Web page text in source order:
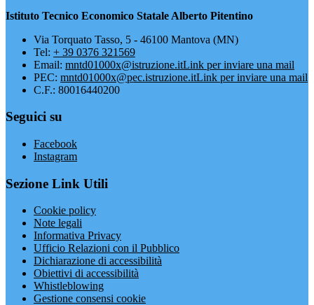
Istituto Tecnico Economico Statale Alberto Pitentino
Via Torquato Tasso, 5 - 46100 Mantova (MN)
Tel: + 39 0376 321569
Email: mntd01000x@istruzione.itLink per inviare una mail
PEC: mntd01000x@pec.istruzione.itLink per inviare una mail
C.F.: 80016440200
Seguici su
Facebook
Instagram
Sezione Link Utili
Cookie policy
Note legali
Informativa Privacy
Ufficio Relazioni con il Pubblico
Dichiarazione di accessibilità
Obiettivi di accessibilità
Whistleblowing
Gestione consensi cookie